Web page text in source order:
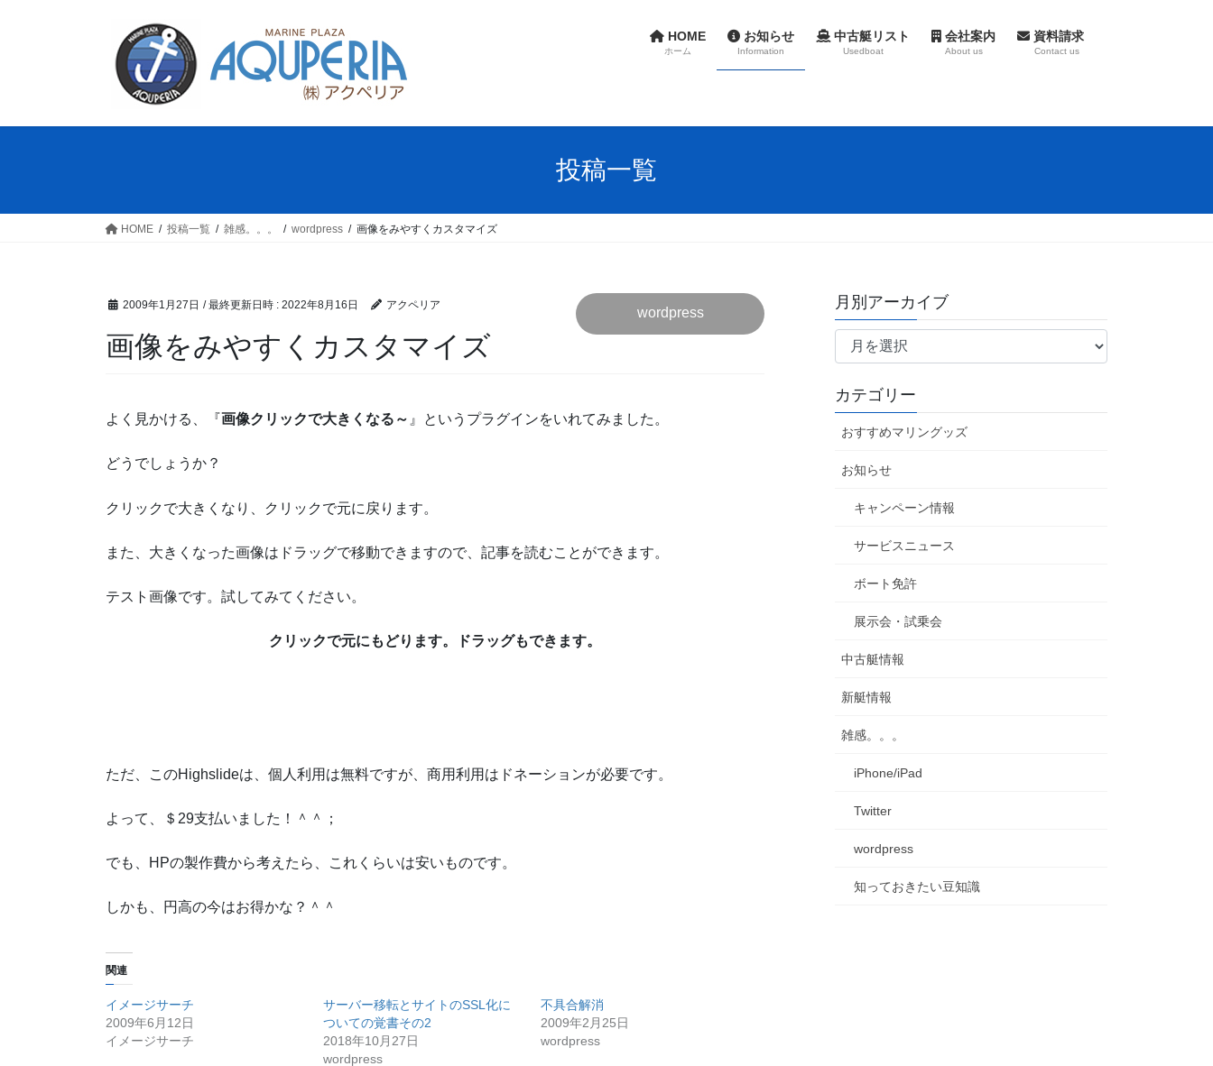
HOME
ホーム
お知らせ
Information
中古艇リスト
Usedboat
会社案内
About us
資料請求
Contact us
投稿一覧
HOME 投稿一覧 雑感。。。 wordpress 画像をみやすくカスタマイズ
2009年1月27日 / 最終更新日時 : 2022年8月16日 アクペリア wordpress
画像をみやすくカスタマイズ
よく見かける、『画像クリックで大きくなる～ 』というプラグインをいれてみました。
どうでしょうか？
クリックで大きくなり、クリックで元に戻ります。
また、大きくなった画像はドラッグで移動できますので、記事を読むことができます。
テスト画像です。試してみてください。
クリックで元にもどります。ドラッグもできます。
ただ、このHighslideは、個人利用は無料ですが、商用利用はドネーションが必要です。
よって、＄29支払いました！＾＾；
でも、HPの製作費から考えたら、これくらいは安いものです。
しかも、円高の今はお得かな？＾＾
関連
イメージサーチ
2009年6月12日
イメージサーチ
サーバー移転とサイトのSSL化に
ついての覚書その2
2018年10月27日
wordpress
不具合解消
2009年2月25日
wordpress
月別アーカイブ
月
ー
カ
イ
カテゴリー
おすすめマリングッズ
お知らせ
キャンペーン情報
サービスニュース
ボート免許
展示会・試乗会
中古艇情報
新艇情報
雑感。。。
iPhone/iPad
Twitter
wordpress
知っておきたい豆知識